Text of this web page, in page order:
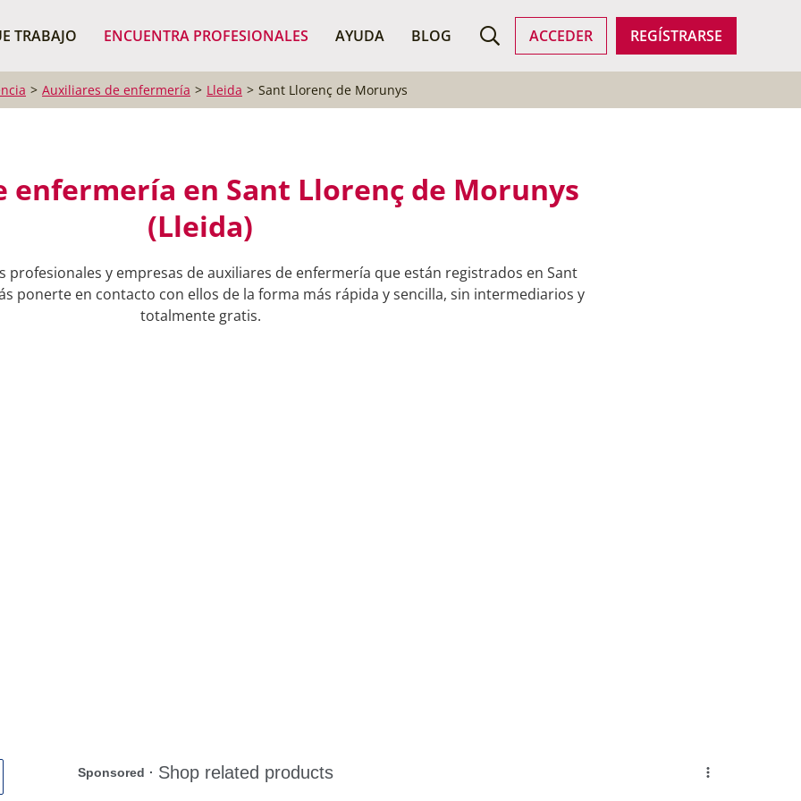
TRABAJO ENCUENTRA PROFESIONALES AYUDA BLOG ACCEDER REGÍSTRARSE
BUSCAR PROFESIONALES
Auxiliares de enfermería Lleida Sant Llorenç de Morunys
enfermería en Sant Llorenç de Morunys
(Lleida)
profesionales y empresas de auxiliares de enfermería que están registrados en Sant
ponerte en contacto con ellos de la forma más rápida y sencilla, sin intermediarios y
totalmente gratis.